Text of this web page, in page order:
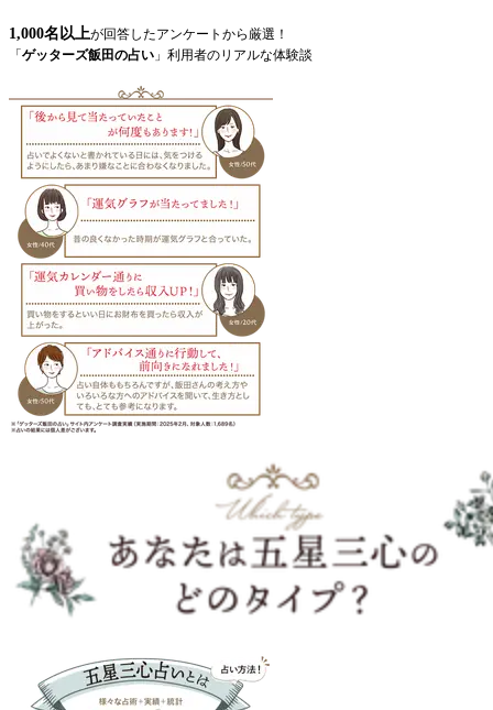
1,000名以上が回答したアンケートから厳選！
「ゲッターズ飯田の占い 」利用者のリアルな体験談